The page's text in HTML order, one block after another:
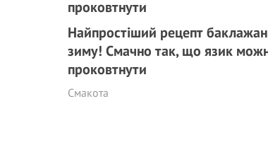
Найпростіший рецепт
зиму! Смачно так, що язик
проковтнути
Смакота